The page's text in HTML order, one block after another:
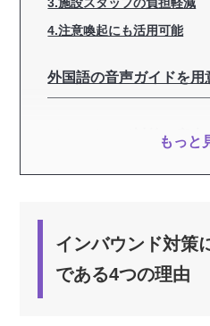
4.注意喚起にも活用可能
外国語の音声ガイドを用
インバウンド対策の音
よく質問される要素を含める
収録は宅録で行う
音声ガイドの制作はボイ
もっと
インバウンド対策
である4つの理由